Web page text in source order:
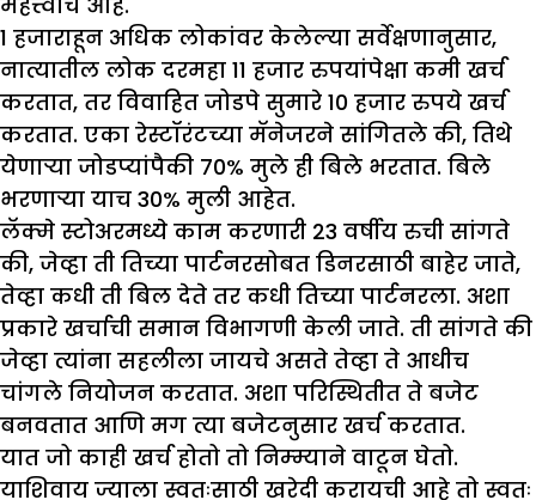
1 हजाराहून अधिक लोकांवर केलेल्या सर्वेक्षणानुसार,
नात्यातील लोक दरमहा 11 हजार रुपयांपेक्षा कमी खर्च
करतात, तर विवाहित जोडपे सुमारे 10 हजार रुपये खर्च
करतात. एका रेस्टॉरंटच्या मॅनेजरने सांगितले की, तिथे
येणार्‍या जोडप्यांपैकी 70% मुले ही बिले भरतात. बिले
भरणाऱ्या याच 30% मुली आहेत.
लॅक्मे स्टोअरमध्ये काम करणारी 23 वर्षीय रुची सांगते
की, जेव्हा ती तिच्या पार्टनरसोबत डिनरसाठी बाहेर जाते,
तेव्हा कधी ती बिल देते तर कधी तिच्या पार्टनरला. अशा
प्रकारे खर्चाची समान विभागणी केली जाते. ती सांगते की
जेव्हा त्यांना सहलीला जायचे असते तेव्हा ते आधीच
चांगले नियोजन करतात. अशा परिस्थितीत ते बजेट
बनवतात आणि मग त्या बजेटनुसार खर्च करतात.
यात जो काही खर्च होतो तो निम्म्याने वाटून घेतो.
याशिवाय ज्याला स्वतःसाठी खरेदी करायची आहे तो स्वतः